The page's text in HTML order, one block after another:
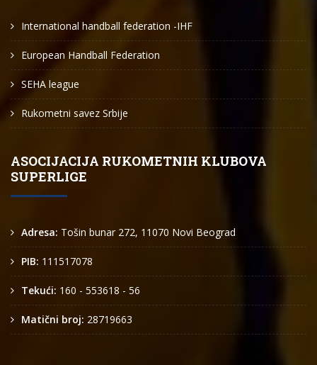
International handball federation -IHF
European Handball Federation
SEHA league
Rukometni savez Srbije
ASOCIJACIJA RUKOMETNIH KLUBOVA
SUPERLIGE
Adresa: Tošin bunar 272, 11070 Novi Beograd
PIB: 111517078
Tekući: 160 - 553618 - 56
Matični broj: 28719663